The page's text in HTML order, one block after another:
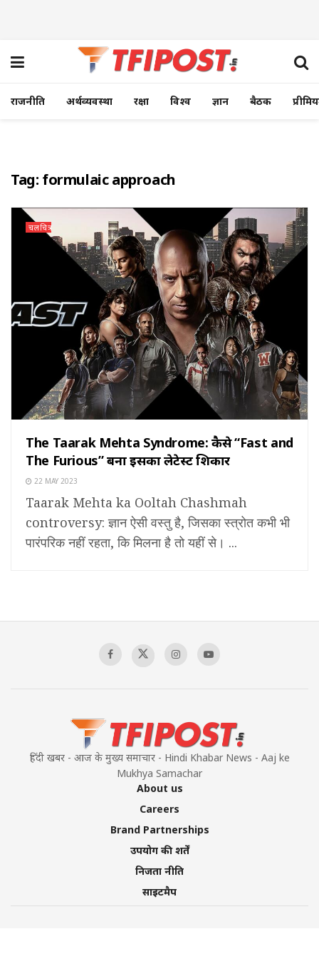
राजनीति अर्थव्यवस्था रक्षा विश्व ज्ञान बैठक
Tag: formulaic approach
चलचित्र
The Taarak Mehta Syndrome: कैसे “Fast and
The Furious” बना इसका लेटेस्ट शिकार
22 MAY 2023
Taarak Mehta ka Ooltah Chashmah
controversy: ज्ञान ऐसी वस्तु है, जिसका स्त्रोत कभी भी
पारंपरिक नहीं रहता, कि मिलना है तो यहीं से। ...
हिंदी खबर - आज के मुख्य समाचार - Hindi Khabar News - Aaj ke
Mukhya Samachar
About us
Careers
Brand Partnerships
उपयोग की शर्तें
निजता नीति
साइटमैप